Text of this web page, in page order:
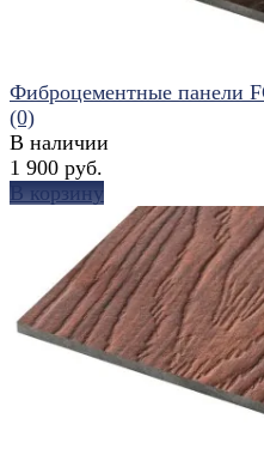
избранное сравнить
Фиброцементные панели
(0)
В наличии
1 900 руб.
В корзину